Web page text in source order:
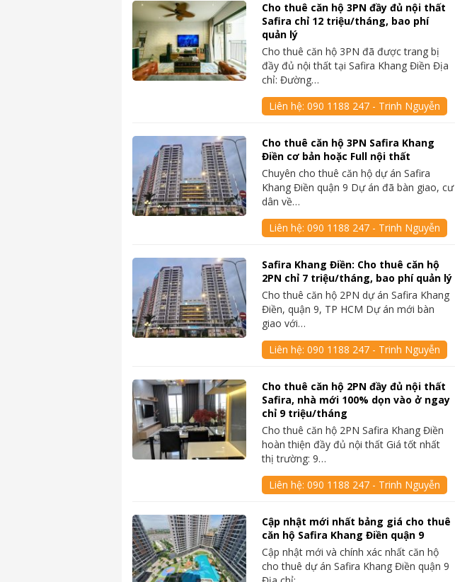
Cho thuê căn hộ 3PN đầy đủ nội thất
Safira chỉ 12 triệu/tháng, bao phí
quản lý
Cho thuê căn hộ 3PN đã được trang bị
đầy đủ nội thất tại Safira Khang Điền Địa
chỉ: Đường…
Liên hệ:090 1188 247 - Trinh Nguyễn
Cho thuê căn hộ 3PN Safira Khang
Điền cơ bản hoặc Full nội thất
Chuyên cho thuê căn hộ dự án Safira
Khang Điền quận 9 Dự án đã bàn giao, cư
dân về…
Liên hệ:090 1188 247 - Trinh Nguyễn
Safira Khang Điền: Cho thuê căn hộ
2PN chỉ 7 triệu/tháng, bao phí quản lý
Cho thuê căn hộ 2PN dự án Safira Khang
Điền, quận 9, TP HCM Dự án mới bàn
giao với…
Liên hệ:090 1188 247 - Trinh Nguyễn
Cho thuê căn hộ 2PN đầy đủ nội thất
Safira, nhà mới 100% dọn vào ở ngay
chỉ 9 triệu/tháng
Cho thuê căn hộ 2PN Safira Khang Điền
hoàn thiện đầy đủ nội thất Giá tốt nhất
thị trường: 9…
Liên hệ:090 1188 247 - Trinh Nguyễn
Cập nhật mới nhất bảng giá cho thuê
căn hộ Safira Khang Điền quận 9
Cập nhật mới và chính xác nhất căn hộ
cho thuê dự án Safira Khang Điền quận 9